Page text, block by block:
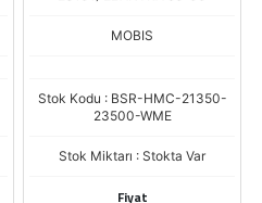
MOBIS
Stok Kodu : BSR-HMC-21350-
23500-WME
Stok Miktarı : Stokta Var
Fiyat